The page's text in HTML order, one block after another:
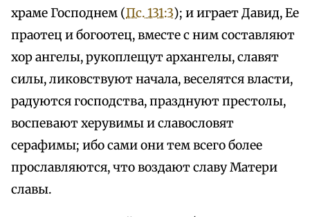
храме Господнем (Пс. 131:3); и играет Давид, Ее
праотец и богоотец, вместе с ним составляют
хор ангелы, рукоплещут архангелы, славят
силы, ликовствуют начала, веселятся власти,
радуются господства, празднуют престолы,
воспевают херувимы и славословят
серафимы; ибо сами они тем всего более
прославляются, что воздают славу Матери
славы.